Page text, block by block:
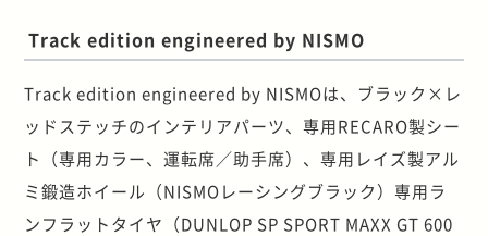
Track edition engineered by NISMO
Track edition engineered by NISMOは、ブラック×レ
ッドステッチのインテリアパーツ、専用RECARO製シー
ト（専用カラー、運転席／助手席）、専用レイズ製アル
ミ鍛造ホイール（NISMOレーシングブラック）専用ラ
ンフラットタイヤ（DUNLOP SP SPORT MAXX GT 600